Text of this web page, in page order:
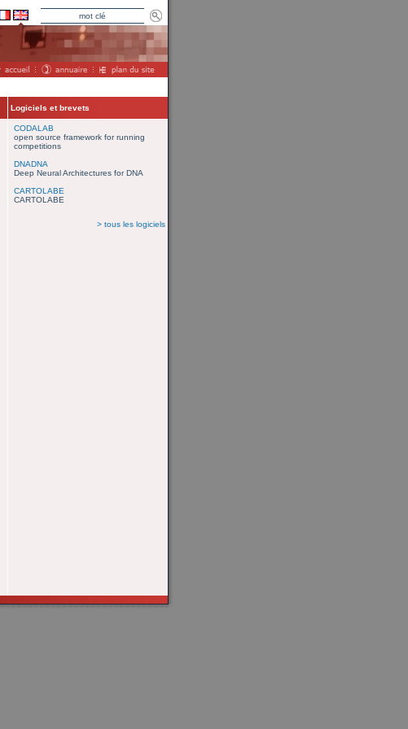
Logiciels et brevets
CODALAB
open source framework for running
competitions
DNADNA
Deep Neural Architectures for DNA
CARTOLABE
CARTOLABE
> tous les logiciels